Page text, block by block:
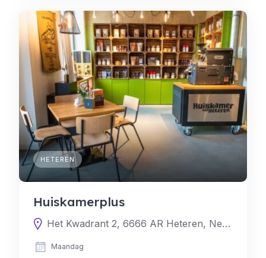
HETEREN
Huiskamerplus
Het Kwadrant 2, 6666 AR Heteren, Nederland
Maandag